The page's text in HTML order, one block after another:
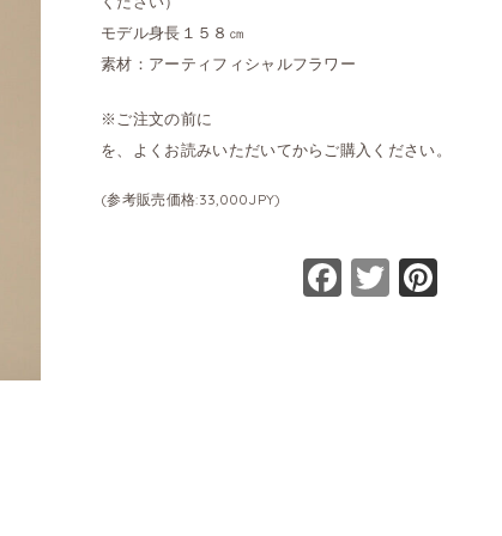
モデル身長１５８㎝
素材：アーティフィシャルフラワー
※ご注文の前に
を、よくお読みいただいてからご購入ください。
(参考販売価格:33,000JPY)
Facebook
Twitter